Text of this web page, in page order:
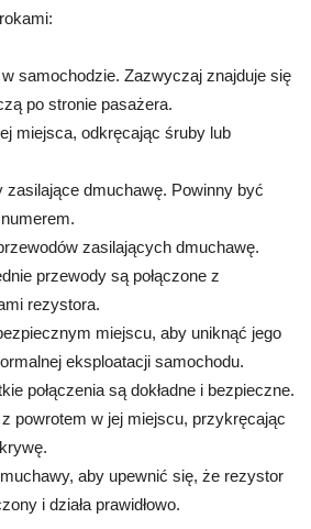
samochodzie. Zazwyczaj znajduje się
po stronie pasażera.
miejsca, odkręcając śruby lub
zasilające dmuchawę. Powinny być
zasilających dmuchawę.
przewody są połączone z
rezystora.
miejscu, aby uniknąć jego
eksploatacji samochodu.
połączenia są dokładne i bezpieczne.
powrotem w jej miejscu, przykręcając
aby upewnić się, że rezystor
i działa prawidłowo.